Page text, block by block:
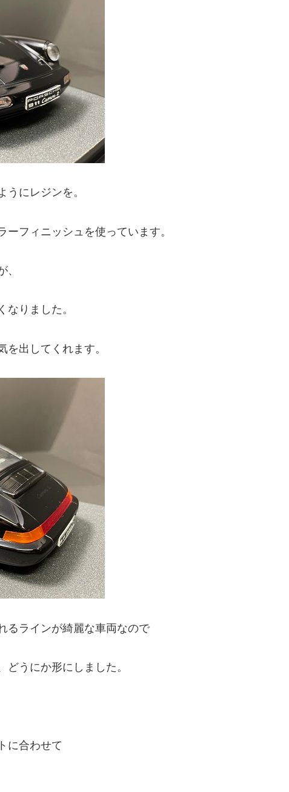
うにレジンを。
フィニッシュを使っています。
、
なりました。
出してくれます。
るラインが綺麗な車両なので
うにか形にしました。
に合わせて